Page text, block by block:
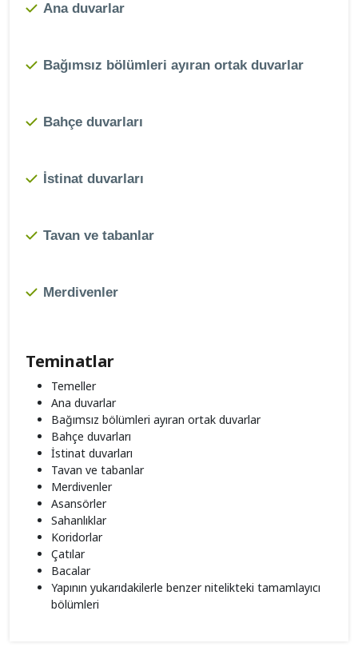
Ana duvarlar
Bağımsız bölümleri ayıran ortak duvarlar
Bahçe duvarları
İstinat duvarları
Tavan ve tabanlar
Merdivenler
Teminatlar
Temeller
Ana duvarlar
Bağımsız bölümleri ayıran ortak duvarlar
Bahçe duvarları
İstinat duvarları
Tavan ve tabanlar
Merdivenler
Asansörler
Sahanlıklar
Koridorlar
Çatılar
Bacalar
Yapının yukarıdakilerle benzer nitelikteki tamamlayıcı
bölümleri